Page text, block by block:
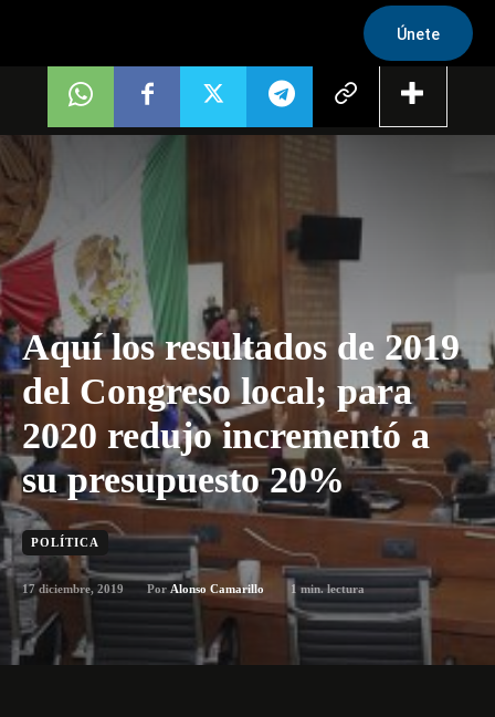
Únete
Aquí los resultados de 2019
del Congreso local; para
2020 redujo incrementó a
su presupuesto 20%
POLÍTICA
17 diciembre, 2019 Por Alonso Camarillo 1 min. lectura